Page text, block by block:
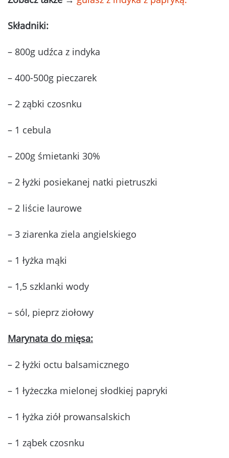
Składniki:
– 800g udźca z indyka
– 400-500g pieczarek
– 2 ząbki czosnku
– 1 cebula
– 200g śmietanki 30%
– 2 łyżki posiekanej natki pietruszki
– 2 liście laurowe
– 3 ziarenka ziela angielskiego
– 1 łyżka mąki
– 1,5 szklanki wody
– sól, pieprz ziołowy
Marynata do mięsa:
– 2 łyżki octu balsamicznego
– 1 łyżeczka mielonej słodkiej papryki
– 1 łyżka ziół prowansalskich
– 1 ząbek czosnku